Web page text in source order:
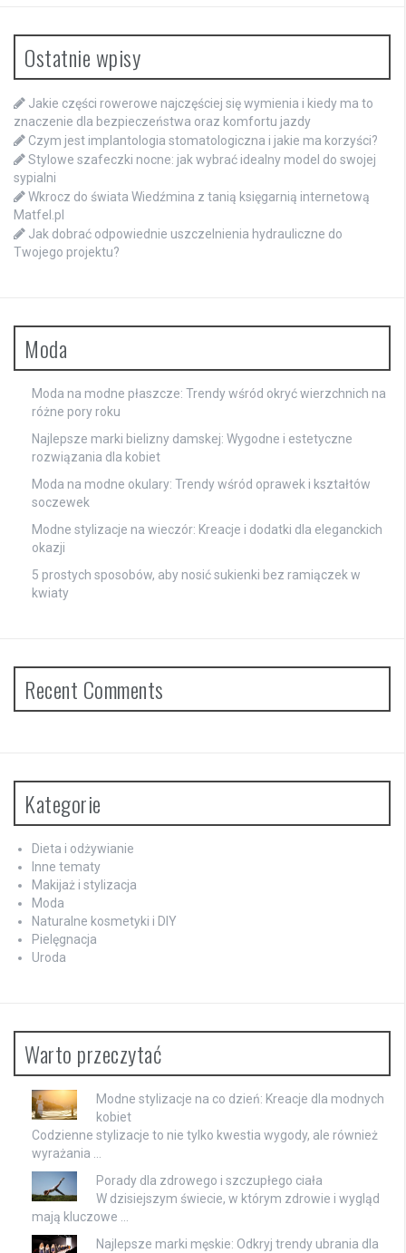
Ostatnie wpisy
Jakie części rowerowe najczęściej się wymienia i kiedy ma to
znaczenie dla bezpieczeństwa oraz komfortu jazdy
Czym jest implantologia stomatologiczna i jakie ma korzyści?
Stylowe szafeczki nocne: jak wybrać idealny model do swojej
sypialni
Wkrocz do świata Wiedźmina z tanią księgarnią internetową
Matfel.pl
Jak dobrać odpowiednie uszczelnienia hydrauliczne do
Twojego projektu?
Moda
Moda na modne płaszcze: Trendy wśród okryć wierzchnich na
różne pory roku
Najlepsze marki bielizny damskej: Wygodne i estetyczne
rozwiązania dla kobiet
Moda na modne okulary: Trendy wśród oprawek i kształtów
soczewek
Modne stylizacje na wieczór: Kreacje i dodatki dla eleganckich
okazji
5 prostych sposobów, aby nosić sukienki bez ramiączek w
kwiaty
Recent Comments
Kategorie
Dieta i odżywianie
Inne tematy
Makijaż i stylizacja
Moda
Naturalne kosmetyki i DIY
Pielęgnacja
Uroda
Warto przeczytać
Modne stylizacje na co dzień: Kreacje dla modnych
kobiet
Codzienne stylizacje to nie tylko kwestia wygody, ale również
wyrażania …
Porady dla zdrowego i szczupłego ciała
W dzisiejszym świecie, w którym zdrowie i wygląd
mają kluczowe …
Najlepsze marki męskie: Odkryj trendy ubrania dla